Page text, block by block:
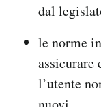
dal
le norme
assicurare
l’utente